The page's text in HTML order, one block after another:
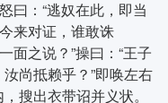
曰：“逃奴在此，即当
来对证，谁敢诛
面之说？”操曰：“王子
尚抵赖乎？”即唤左右
搜出衣带诏并义状。